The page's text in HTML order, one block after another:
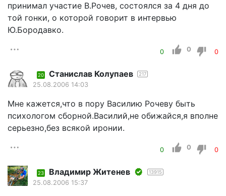
принимал участие В.Рочев, состоялся за 4 дня до
той гонки, о которой говорит в интервью
Ю.Бородавко.
0 0 0
20 Станислав Колупаев 217
25.08.2006 14:03
Мне кажется,что в пору Василию Рочеву быть
психологом сборной.Василий,не обижайся,я вполне
серьезно,без всякой иронии.
0 0 0
23 Владимир Житенев 13915
25.08.2006 15:37